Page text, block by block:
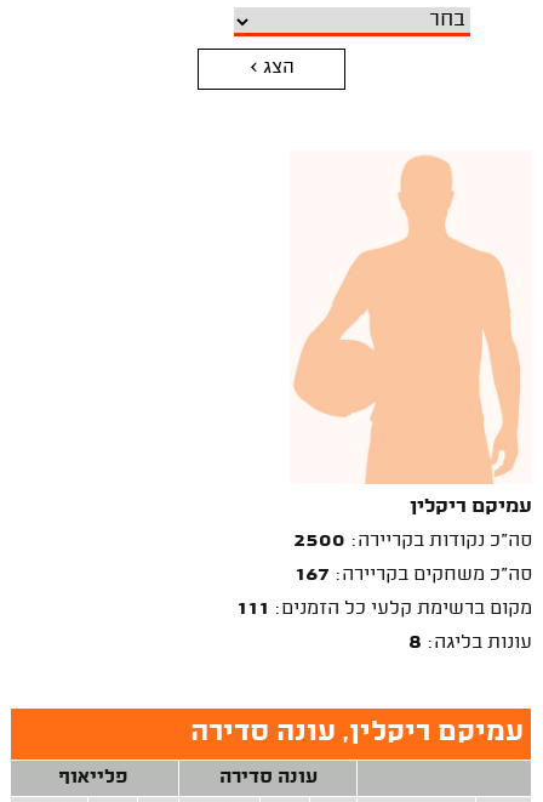
הצג >
עמיקם ריקלין
סה"כ נקודות בקריירה: 2500
סה"כ משחקים בקריירה: 167
מקום ברשימת קלעי כל הזמנים: 111
עונות בליגה: 8
עמיקם ריקלין, עונה סדירה
עונה סדירה פלייאוף